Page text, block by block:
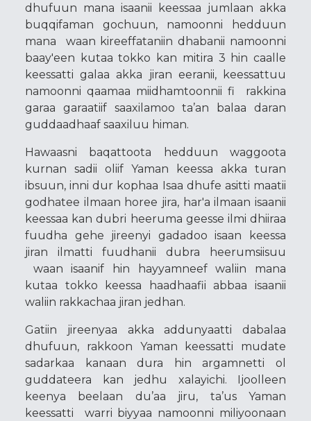
dhufuun mana isaanii keessaa jumlaan akka
buqqifaman gochuun, namoonni hedduun
mana waan kireeffataniin dhabanii namoonni
baay'een kutaa tokko kan mitira 3 hin caalle
keessatti galaa akka jiran eeranii, keessattuu
namoonni qaamaa miidhamtoonnii fi rakkina
garaa garaatiif saaxilamoo ta’an balaa daran
guddaadhaaf saaxiluu himan.
Hawaasni baqattoota hedduun waggoota
kurnan sadii oliif Yaman keessa akka turan
ibsuun, inni dur kophaa Isaa dhufe asitti maatii
godhatee ilmaan horee jira, har'a ilmaan isaanii
keessaa kan dubri heeruma geesse ilmi dhiiraa
fuudha gehe jireenyi gadadoo isaan keessa
jiran ilmatti fuudhanii dubra heerumsiisuu
waan isaanif hin hayyamneef waliin mana
kutaa tokko keessa haadhaafii abbaa isaanii
waliin rakkachaa jiran jedhan.
Gatiin jireenyaa akka addunyaatti dabalaa
dhufuun, rakkoon Yaman keessatti mudate
sadarkaa kanaan dura hin argamnetti ol
guddateera kan jedhu xalayichi. Ijoolleen
keenya beelaan du’aa jiru, ta’us Yaman
keessatti warri biyyaa namoonni miliyoonaan